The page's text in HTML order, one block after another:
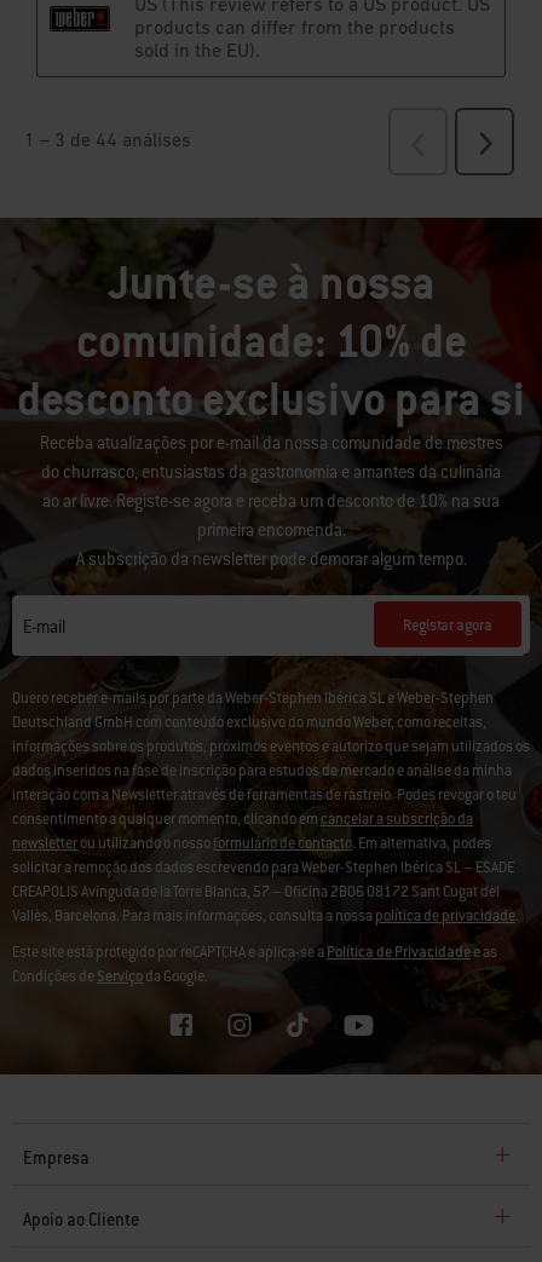
Junte-se à nossa
comunidade: 10% de
desconto exclusivo para si
Receba atualizações por e-mail da nossa comunidade de mestres
do churrasco, entusiastas da gastronomia e amantes da culinária
ao ar livre. Registe-se agora e receba um desconto de 10% na sua
primeira encomenda.
A subscrição da newsletter pode demorar algum tempo.
E-mail Registar agora
Quero receber e-mails por parte da Weber-Stephen Ibérica SL e Weber-Stephen
Deutschland GmbH com conteúdo exclusivo do mundo Weber, como receitas,
informações sobre os produtos, próximos eventos e autorizo que sejam utilizados os
dados inseridos na fase de inscrição para estudos de mercado e análise da minha
interação com a Newsletter através de ferramentas de rastreio. Podes revogar o teu
consentimento a qualquer momento, clicando em cancelar a subscrição da
newsletterou utilizando o nossoformulário de contacto. Em alternativa, podes
solicitar a remoção dos dados escrevendo para Weber-Stephen Ibérica SL – ESADE
CREAPOLIS Avinguda de la Torre Blanca, 57 – Oficina 2B06 08172 Sant Cugat del
Vallès, Barcelona. Para mais informações, consulta a nossapolítica de privacidade.
Este site está protegido por reCAPTCHA e aplica-se aPolítica de Privacidadee as
Condições deServiçoda Google.
Empresa
Apoio ao Cliente